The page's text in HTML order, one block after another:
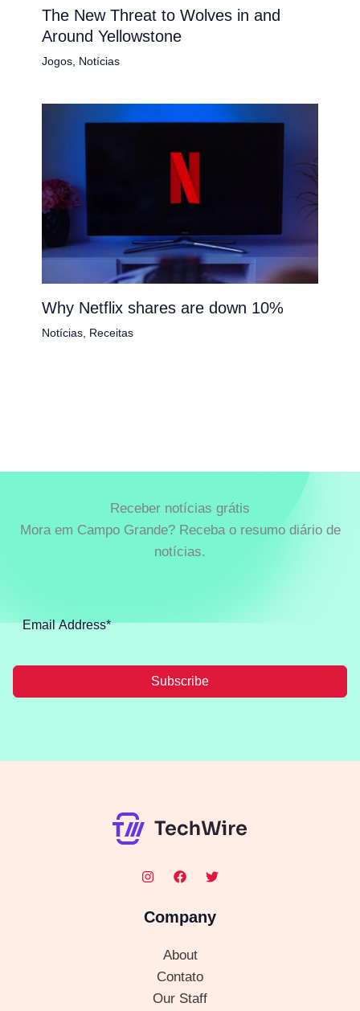
The New Threat to Wolves in and
Around Yellowstone
Jogos, Notícias
Why Netflix shares are down 10%
Notícias, Receitas
Receber notícias grátis
Mora em Campo Grande? Receba o resumo diário de
notícias.
Subscribe
Company
About
Contato
Our Staff